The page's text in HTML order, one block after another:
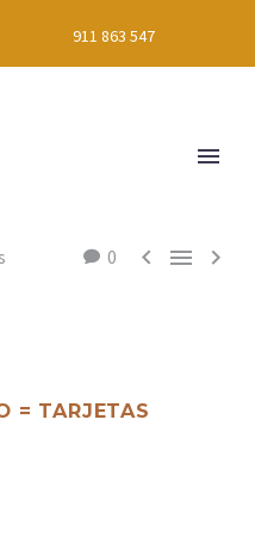
911 863 547
0   
= TARJETAS